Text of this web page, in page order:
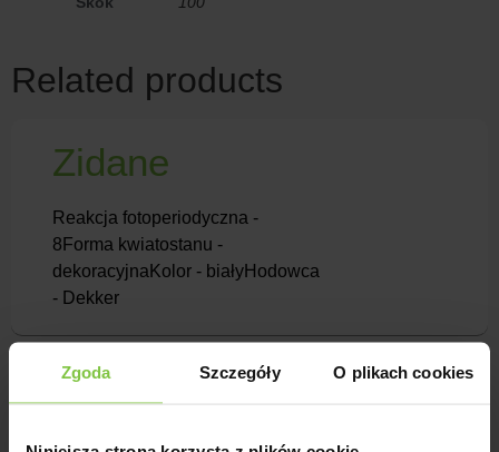
Zgoda Szczegóły O plikach cookies
Related products
Zidane
Reakcja fotoperiodyczna -
8Forma kwiatostanu -
dekoracyjnaKolor - białyHodowca
- Dekker